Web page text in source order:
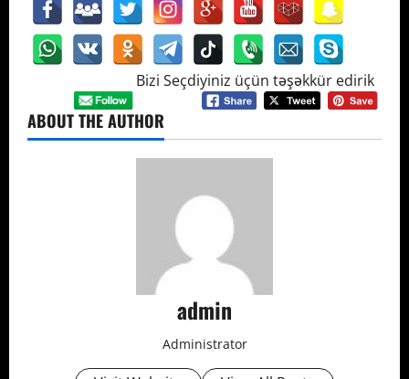
Bizi Seçdiyiniz üçün təşəkkür edirik
ABOUT THE AUTHOR
admin
Administrator